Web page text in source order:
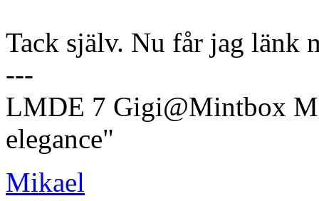
Tack själv. Nu får jag länk
---
LMDE 7 Gigi@Mintbox
elegance"
Mikael